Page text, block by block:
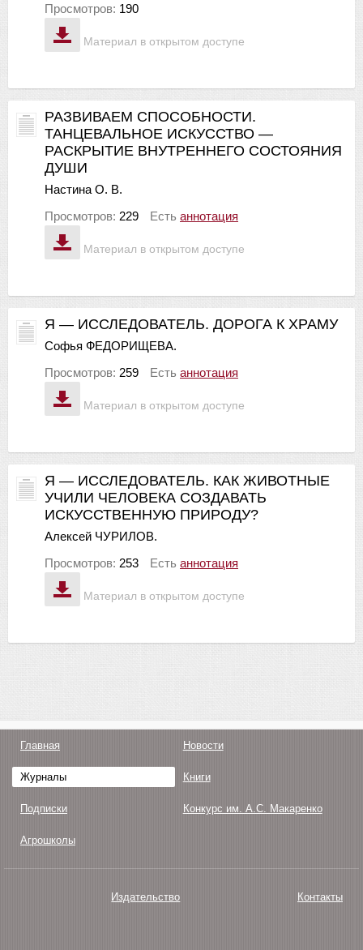
Материал в открытом доступе
Просмотров: 190
Материал в открытом доступе
РАЗВИВАЕМ СПОСОБНОСТИ.
ТАНЦЕВАЛЬНОЕ ИСКУССТВО —
РАСКРЫТИЕ ВНУТРЕННЕГО СОСТОЯНИЯ
ДУШИ
Настина О. В.
Просмотров: 229 Есть аннотация
Материал в открытом доступе
Я — ИССЛЕДОВАТЕЛЬ. ДОРОГА К ХРАМУ
Софья ФЕДОРИЩЕВА.
Просмотров: 259 Есть аннотация
Материал в открытом доступе
Я — ИССЛЕДОВАТЕЛЬ. КАК ЖИВОТНЫЕ
УЧИЛИ ЧЕЛОВЕКА СОЗДАВАТЬ
ИСКУССТВЕННУЮ ПРИРОДУ?
Алексей ЧУРИЛОВ.
Просмотров: 253 Есть аннотация
Главная Новости
Журналы Книги
Подписки Конкурс им. А.С. Макаренко
Агрошколы
Издательство Контакты